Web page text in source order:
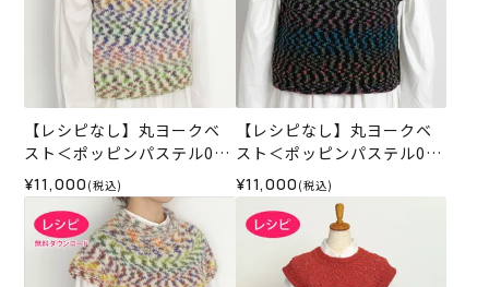
【レシピなし】丸ヨークベ
スト＜ポッピンパステル01I
V＞（編み物 材料セット）
¥11,000 (税込)
【レシピなし】丸ヨークベ
スト＜ポッピンパステル02
BL＞（編み物 材料セット）
¥11,000 (税込)